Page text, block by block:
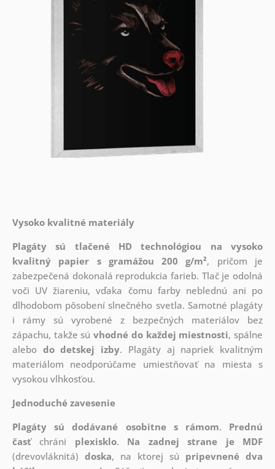
Vysoko kvalitné materiály
Plagáty sú tlačené HD technológiou na vysoko
kvalitný papier s gramážou 200 g/m², pričom je
zabezpečená dokonalá reprodukcia farieb. Tlač je odolná
voči UV žiareniu, vďaka čomu farby neblednú ani po
dlhodobom pôsobení slnečného svetla. Samotné plagáty
i rámy sú vyrobené z bezpečných materiálov bez
zápachu, takže súvhodné do každej miestnosti, spálne
alebo do detskej izby. Plagáty aj napriek kvalitným
materiálom neodporúčame umiestňovať na miesta s
vysokou vlhkosťou.
Jednoduché zavesenie
Plagáty sú dodávané osobitne s rámom. Prednú
časťchráni plexisklo. Na zadnej strane je
MDF
(drevovláknitá) doska, na ktorej sú pripevnené dva